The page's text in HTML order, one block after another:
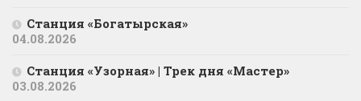
Станция «Богатырская»
04.08.2026
Станция «Узорная» | Трек дня «Мастер»
03.08.2026